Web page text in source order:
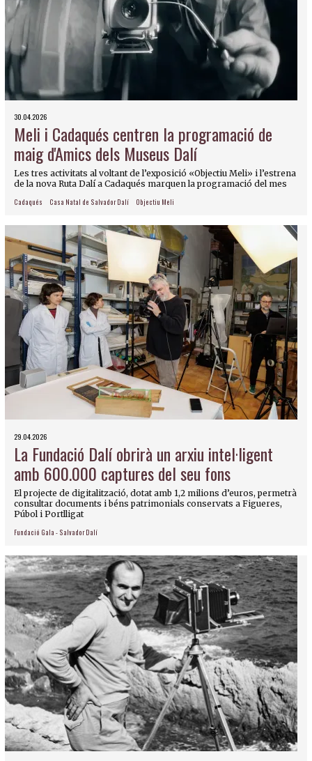
30.04.2026
Meli i Cadaqués centren la programació de
maig d'Amics dels Museus Dalí
Les tres activitats al voltant de l’exposició «Objectiu Meli» i l’estrena
de la nova Ruta Dalí a Cadaqués marquen la programació del mes
Cadaqués Casa Natal de Salvador Dalí Objectiu Meli
29.04.2026
La Fundació Dalí obrirà un arxiu intel·ligent
amb 600.000 captures del seu fons
El projecte de digitalització, dotat amb 1,2 milions d’euros, permetrà
consultar documents i béns patrimonials conservats a Figueres,
Púbol i Portlligat
Fundació Gala - Salvador Dalí